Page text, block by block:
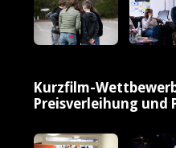
Kurzfilm-
Preisverleihung und